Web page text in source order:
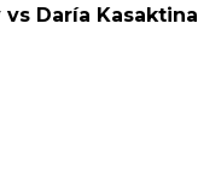
Daría Kasaktina